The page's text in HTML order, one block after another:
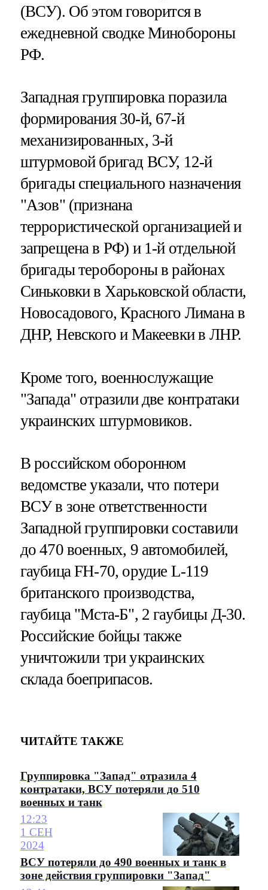
(ВСУ). Об этом говорится в
ежедневной сводке Минобороны
РФ.
Западная группировка поразила
формирования 30-й, 67-й
механизированных, 3-й
штурмовой бригад ВСУ, 12-й
бригады специального назначения
"Азов" (признана
террористической организацией и
запрещена в РФ) и 1-й отдельной
бригады теробороны в районах
Синьковки в Харьковской области,
Новосадового, Красного Лимана в
ДНР, Невского и Макеевки в ЛНР.
Кроме того, военнослужащие
"Запада" отразили две контратаки
украинских штурмовиков.
В российском оборонном
ведомстве указали, что потери
ВСУ в зоне ответственности
Западной группировки составили
до 470 военных, 9 автомобилей,
гаубица FH-70, орудие L-119
британского производства,
гаубица "Мста-Б", 2 гаубицы Д-30.
Российские бойцы также
уничтожили три украинских
склада боеприпасов.
ЧИТАЙТЕ ТАКЖЕ
Группировка "Запад" отразила 4
контратаки, ВСУ потеряли до 510
военных и танк
12:23
1 СЕН
2024
ВСУ потеряли до 490 военных и танк в
зоне действия группировки "Запад"